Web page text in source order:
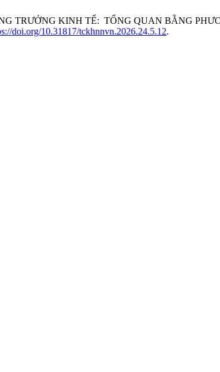
TRƯỞNG KINH TẾ: TỔNG QUAN BẰNG
doi.org/10.31817/tckhnnvn.2026.24.5.12.